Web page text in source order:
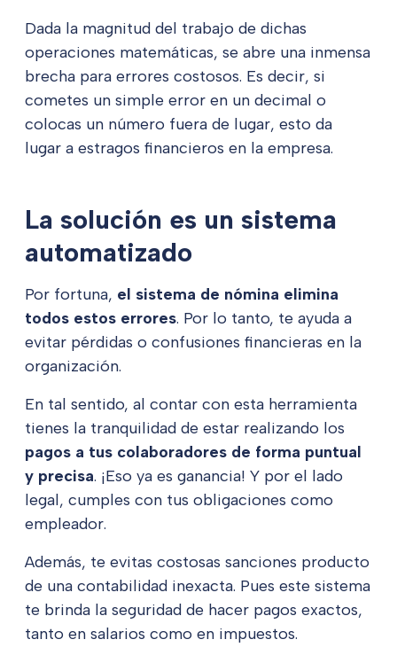
Dada la magnitud del trabajo de dichas
operaciones matemáticas, se abre una inmensa
brecha para errores costosos. Es decir, si
cometes un simple error en un decimal o
colocas un número fuera de lugar, esto da
lugar a estragos financieros en la empresa.
La solución es un sistema
automatizado
Por fortuna, el sistema de nómina elimina
todos estos errores. Por lo tanto, te ayuda a
evitar pérdidas o confusiones financieras en la
organización.
En tal sentido, al contar con esta herramienta
tienes la tranquilidad de estar realizando los
pagos a tus colaboradores de forma puntual
y precisa. ¡Eso ya es ganancia! Y por el lado
legal, cumples con tus obligaciones como
empleador.
Además, te evitas costosas sanciones producto
de una contabilidad inexacta. Pues este sistema
te brinda la seguridad de hacer pagos exactos,
tanto en salarios como en impuestos.